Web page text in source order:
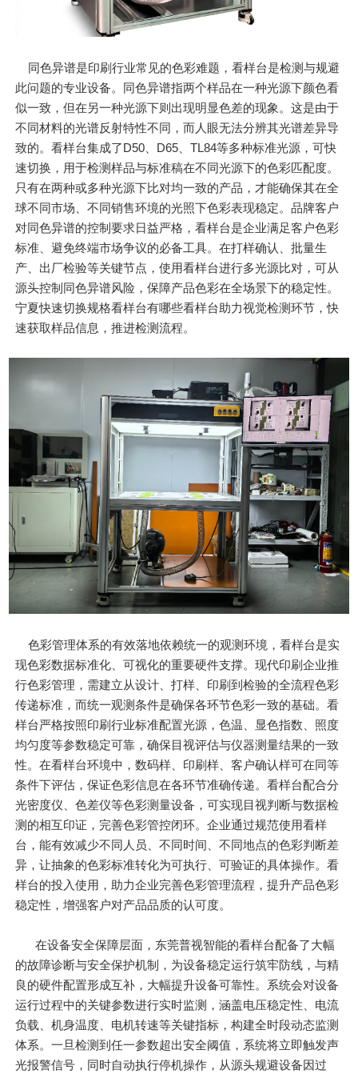
同色异谱是印刷行业常见的色彩难题，看样台是检测与规避
此问题的专业设备。同色异谱指两个样品在一种光源下颜色看
似一致，但在另一种光源下则出现明显色差的现象。这是由于
不同材料的光谱反射特性不同，而人眼无法分辨其光谱差异导
致的。看样台集成了D50、D65、TL84等多种标准光源，可快
速切换，用于检测样品与标准稿在不同光源下的色彩匹配度。
只有在两种或多种光源下比对均一致的产品，才能确保其在全
球不同市场、不同销售环境的光照下色彩表现稳定。品牌客户
对同色异谱的控制要求日益严格，看样台是企业满足客户色彩
标准、避免终端市场争议的必备工具。在打样确认、批量生
产、出厂检验等关键节点，使用看样台进行多光源比对，可从
源头控制同色异谱风险，保障产品色彩在全场景下的稳定性。
宁夏快速切换规格看样台有哪些看样台助力视觉检测环节，快
速获取样品信息，推进检测流程。
色彩管理体系的有效落地依赖统一的观测环境，看样台是实
现色彩数据标准化、可视化的重要硬件支撑。现代印刷企业推
行色彩管理，需建立从设计、打样、印刷到检验的全流程色彩
传递标准，而统一观测条件是确保各环节色彩一致的基础。看
样台严格按照印刷行业标准配置光源，色温、显色指数、照度
均匀度等参数稳定可靠，确保目视评估与仪器测量结果的一致
性。在看样台环境中，数码样、印刷样、客户确认样可在同等
条件下评估，保证色彩信息在各环节准确传递。看样台配合分
光密度仪、色差仪等色彩测量设备，可实现目视判断与数据检
测的相互印证，完善色彩管控闭环。企业通过规范使用看样
台，能有效减少不同人员、不同时间、不同地点的色彩判断差
异，让抽象的色彩标准转化为可执行、可验证的具体操作。看
样台的投入使用，助力企业完善色彩管理流程，提升产品色彩
稳定性，增强客户对产品品质的认可度。
在设备安全保障层面，东莞普视智能的看样台配备了大幅
的故障诊断与安全保护机制，为设备稳定运行筑牢防线，与精
良的硬件配置形成互补，大幅提升设备可靠性。系统会对设备
运行过程中的关键参数进行实时监测，涵盖电压稳定性、电流
负载、机身温度、电机转速等关键指标，构建全时段动态监测
体系。一旦检测到任一参数超出安全阈值，系统将立即触发声
光报警信号，同时自动执行停机操作，从源头规避设备因过